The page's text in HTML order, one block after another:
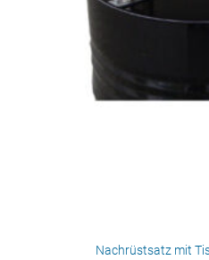
Nachrüstsatz mit